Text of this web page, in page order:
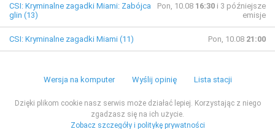
CSI: Kryminalne zagadki Miami: Zabójca
glin (13)
Pon, 10.08 16:30 i 3 późniejsze
emisje
CSI: Kryminalne zagadki Miami (11) Pon, 10.08 21:00
Wersja na komputer Wyślij opinię Lista stacji
Dzięki plikom cookie nasz serwis może działać lepiej. Korzystając z niego
zgadzasz się na ich użycie.
Zobacz szczegóły i politykę prywatności